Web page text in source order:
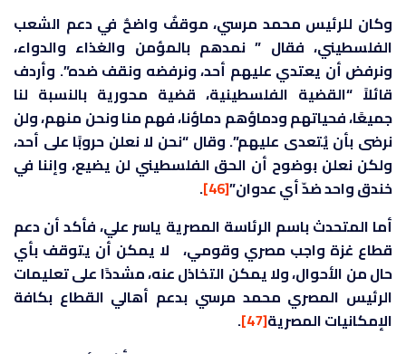
وكان للرئيس محمد مرسي، موقفٌ واضحٌ في دعم الشعب
الفلسطيني، فقال ” نمدهم بالمؤمن والغذاء والدواء،
ونرفض أن يعتدي عليهم أحد، ونرفضه ونقف ضده”. وأردف
قائلاً “القضية الفلسطينية، قضية محورية بالنسبة لنا
جميعًا، فحياتهم ودماؤهم دماؤنا، فهم منا ونحن منهم، ولن
نرضى بأن يُتعدى عليهم”. وقال “نحن لا نعلن حروبًا على أحد،
ولكن نعلن بوضوح أن الحق الفلسطيني لن يضيع، وإننا في
خندق واحد ضدّ أي عدوان”[46]
.
أما المتحدث باسم الرئاسة المصرية ياسر علي، فأكد أن دعم
قطاع غزة واجب مصري وقومي، لا يمكن أن يتوقف بأي
حال من الأحوال، ولا يمكن التخاذل عنه، مشددًا على تعليمات
الرئيس المصري محمد مرسي بدعم أهالي القطاع بكافة
الإمكانيات المصرية[47]
.